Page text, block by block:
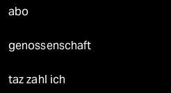
abo
genossenschaft
taz zahl ich